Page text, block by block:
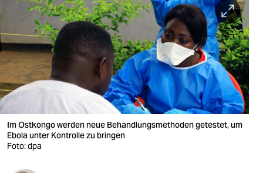
sport
berlin
nord
wahrheit
verlag
verlag
Im Ostkongo werden neue Behandlungsmethoden getestet, um
Ebola unter Kontrolle zu bringen
Foto: dpa